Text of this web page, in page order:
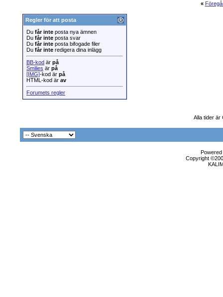
«
Regler för att posta
Du får inte posta nya ämnen
Du får inte posta svar
Du får inte posta bifogade filer
Du får inte redigera dina inlägg
BB-kod är på
Smilies är på
[IMG]-kod är på
HTML-kod är av
Forumets regler
Alla tider är
Copyright